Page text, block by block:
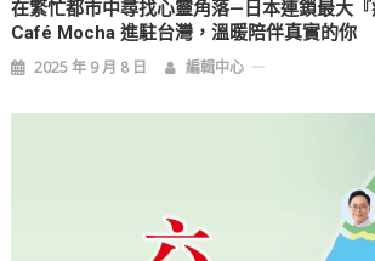
在繁忙都市中尋找心靈角落—日本連鎖最大『
Café Mocha 進駐台灣，溫暖陪伴真實的你
2025 年 9 月 8 日 編輯中心